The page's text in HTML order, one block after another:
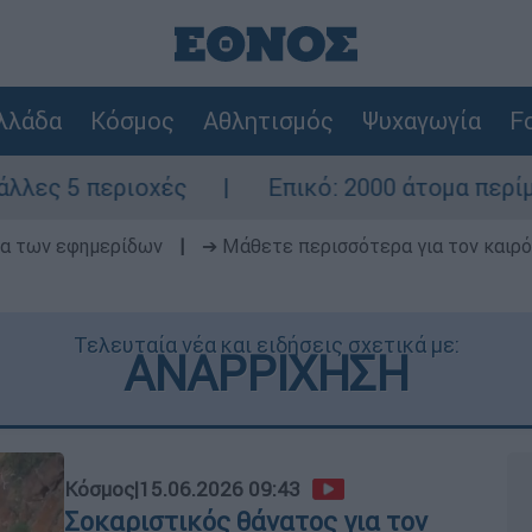
Κόσμος Αθλητισμός Ψυχαγωγία
Επικό: 2000 άτομα περίμεναν τον γάμο
των εφημερίδων ➔ Μάθετε περισσότερα για τον
Τελευταία νέα και ειδήσεις σχετικά με:
ΑΝΑΡΡΙΧΗΣΗ
Κόσμος|15.06.2026 09:43
Σοκαριστικός θάνατος για τον